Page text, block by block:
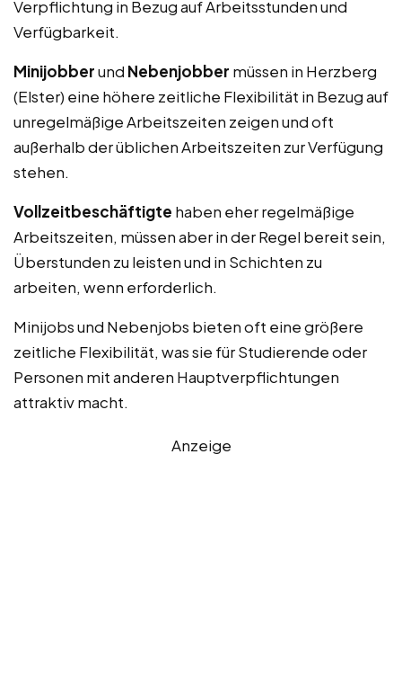
Verpflichtung in Bezug auf Arbeitsstunden und
Verfügbarkeit.
Minijobberund Nebenjobber müssen in Herzberg
(Elster) eine höhere zeitliche Flexibilität in Bezug auf
unregelmäßige Arbeitszeiten zeigen und oft
außerhalb der üblichen Arbeitszeiten zur Verfügung
stehen.
Vollzeitbeschäftigte haben eher regelmäßige
Arbeitszeiten, müssen aber in der Regel bereit sein,
Überstunden zu leisten und in Schichten zu
arbeiten, wenn erforderlich.
Minijobs und Nebenjobs bieten oft eine größere
zeitliche Flexibilität, was sie für Studierende oder
Personen mit anderen Hauptverpflichtungen
attraktiv macht.
Anzeige